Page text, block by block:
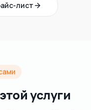
лист
услуги